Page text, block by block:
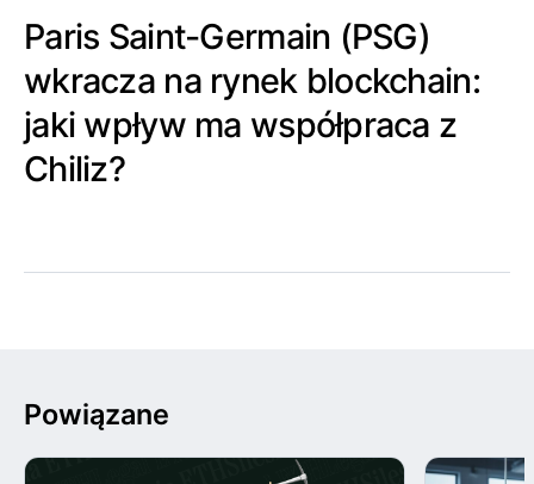
Paris Saint-Germain (PSG)
wkracza na rynek blockchain:
jaki wpływ ma współpraca z
Chiliz?
Powiązane